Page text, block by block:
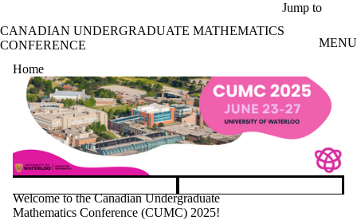
Jump to
CANADIAN UNDERGRADUATE MATHEMATICS
CONFERENCE
MENU
Home
Pause banner slideshow
Welcome to the Canadian Undergraduate
Mathematics Conference (CUMC) 2025!